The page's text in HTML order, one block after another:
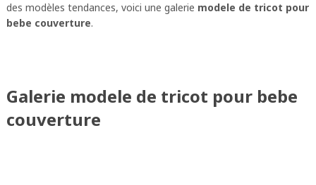
des modèles tendances, voici une galerie modele de tricot pour
bebe couverture.
Galerie modele de tricot pour bebe
couverture